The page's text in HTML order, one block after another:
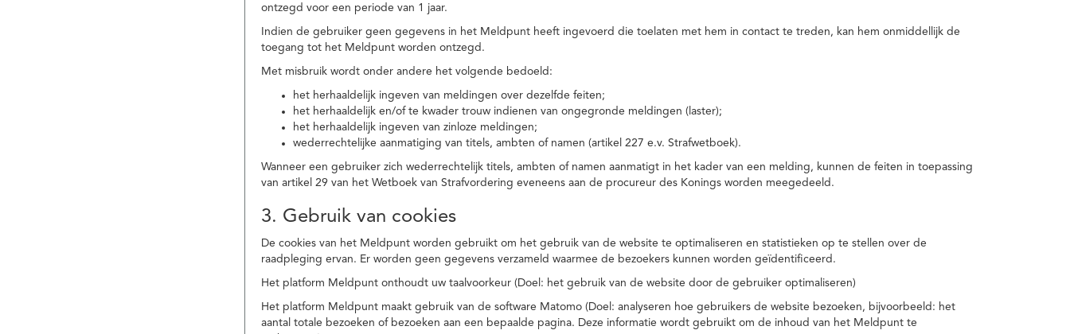
ontzegd voor een periode van 1 jaar.
Indien de gebruiker geen gegevens in het Meldpunt heeft ingevoerd die toelaten met hem in contact te treden, kan hem onmiddellijk de
toegang tot het Meldpunt worden ontzegd.
Met misbruik wordt onder andere het volgende bedoeld:
het herhaaldelijk ingeven van meldingen over dezelfde feiten;
het herhaaldelijk en/of te kwader trouw indienen van ongegronde meldingen (laster);
het herhaaldelijk ingeven van zinloze meldingen;
wederrechtelijke aanmatiging van titels, ambten of namen (artikel 227 e.v. Strafwetboek).
Wanneer een gebruiker zich wederrechtelijk titels, ambten of namen aanmatigt in het kader van een melding, kunnen de feiten in toepassing
van artikel 29 van het Wetboek van Strafvordering eveneens aan de procureur des Konings worden meegedeeld.
3. Gebruik van cookies
De cookies van het Meldpunt worden gebruikt om het gebruik van de website te optimaliseren en statistieken op te stellen over de
raadpleging ervan. Er worden geen gegevens verzameld waarmee de bezoekers kunnen worden geïdentificeerd.
Het platform Meldpunt onthoudt uw taalvoorkeur (Doel: het gebruik van de website door de gebruiker optimaliseren)
Het platform Meldpunt maakt gebruik van de software Matomo (Doel: analyseren hoe gebruikers de website bezoeken, bijvoorbeeld: het
aantal totale bezoeken of bezoeken aan een bepaalde pagina. Deze informatie wordt gebruikt om de inhoud van het Meldpunt te